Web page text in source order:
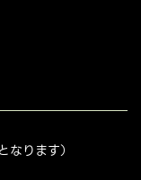
なります）